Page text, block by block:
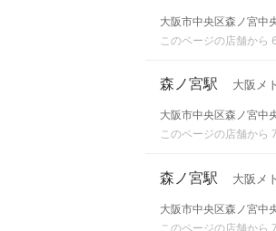
大阪市中央区森ノ宮中
このページの店舗から
森ノ宮駅 大阪メ
大阪市中央区森ノ宮中
このページの店舗から
森ノ宮駅 大阪メ
大阪市中央区森ノ宮中
このページの店舗から